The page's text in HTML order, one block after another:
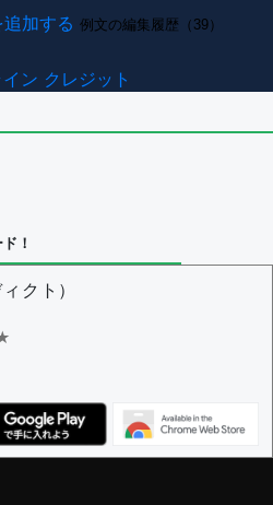
加する 例文の編集履歴（39）
ン クレジット
！
クト）